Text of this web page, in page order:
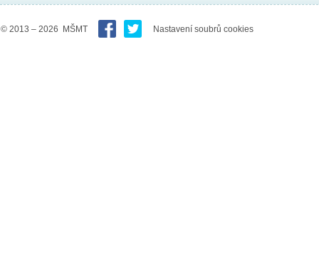
© 2013 – 2026 MŠMT Nastavení soubrů cookies